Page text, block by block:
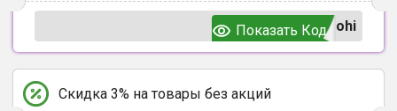
ohi
Показать Код
Скидка 3% на товары без акций